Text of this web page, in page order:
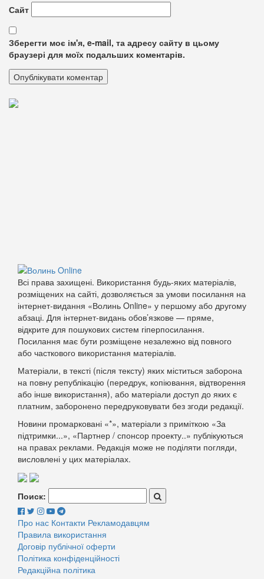
Сайт
Зберегти моє ім'я, e-mail, та адресу сайту в цьому
браузері для моїх подальших коментарів.
Всі права захищені. Використання будь-яких матеріалів,
розміщених на сайті, дозволяється за умови посилання на
інтернет-видання «Волинь Online» у першому або другому
абзаці. Для інтернет-видань обов’язкове — пряме,
відкрите для пошукових систем гіперпосилання.
Посилання має бути розміщене незалежно від повного
або часткового використання матеріалів.
Матеріали, в тексті (після тексту) яких міститься заборона
на повну републікацію (передрук, копіювання, відтворення
або інше використання), або матеріали доступ до яких є
платним, заборонено передруковувати без згоди редакції.
Новини промарковані «*», матеріали з приміткою «За
підтримки...», «Партнер / спонсор проекту..» публікуються
на правах реклами. Редакція може не поділяти погляди,
висловлені у цих матеріалах.
Поиск:
Про нас Контакти Рекламодавцям
Правила використання
Договір публічної оферти
Політика конфіденційності
Редакційна політика